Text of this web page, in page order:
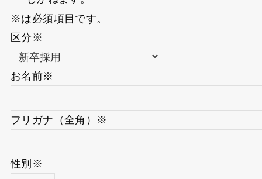
※は必須項目です。
区分 ※
お名前※
フリガナ（全角） ※
性別 ※